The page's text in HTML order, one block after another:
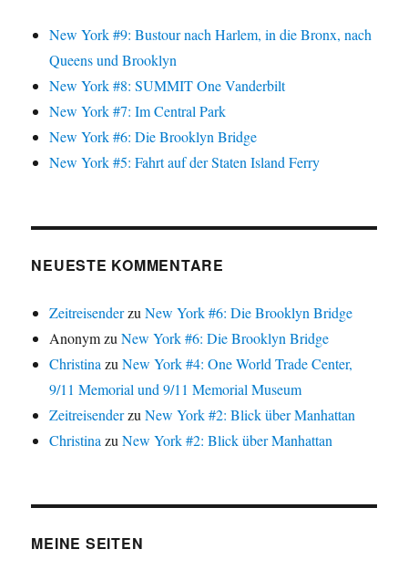
New York #9: Bustour nach Harlem, in die Bronx, nach
Queens und Brooklyn
New York #8: SUMMIT One Vanderbilt
New York #7: Im Central Park
New York #6: Die Brooklyn Bridge
New York #5: Fahrt auf der Staten Island Ferry
NEUESTE KOMMENTARE
ZeitreisenderzuNew York #6: Die Brooklyn Bridge
AnonymzuNew York #6: Die Brooklyn Bridge
ChristinazuNew York #4: One World Trade Center,
9/11 Memorial und 9/11 Memorial Museum
ZeitreisenderzuNew York #2: Blick über Manhattan
ChristinazuNew York #2: Blick über Manhattan
MEINE SEITEN